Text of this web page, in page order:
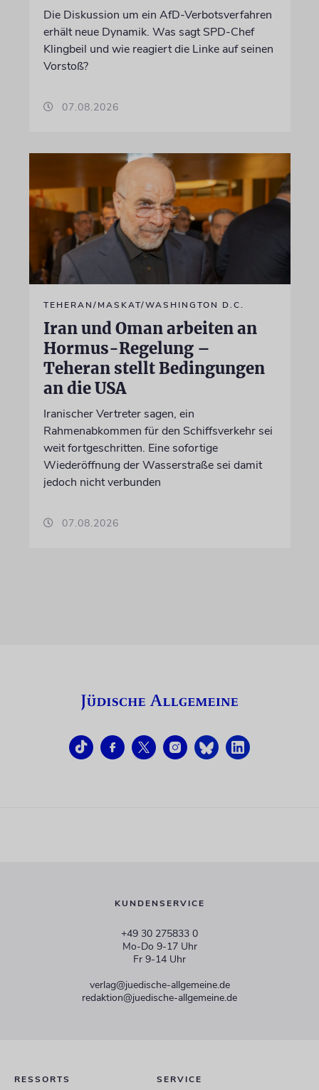
Die Diskussion um ein AfD-Verbotsverfahren
erhält neue Dynamik. Was sagt SPD-Chef
Klingbeil und wie reagiert die Linke auf seinen
Vorstoß?
07.08.2026
TEHERAN/MASKAT/WASHINGTON D.C.
Iran und Oman arbeiten an
Hormus-Regelung –
Teheran stellt Bedingungen
an die USA
Iranischer Vertreter sagen, ein
Rahmenabkommen für den Schiffsverkehr sei
weit fortgeschritten. Eine sofortige
Wiederöffnung der Wasserstraße sei damit
jedoch nicht verbunden
07.08.2026
KUNDENSERVICE
+49 30 275833 0
Mo-Do 9-17 Uhr
Fr 9-14 Uhr
verlag@juedische-allgemeine.de
redaktion@juedische-allgemeine.de
RESSORTS SERVICE